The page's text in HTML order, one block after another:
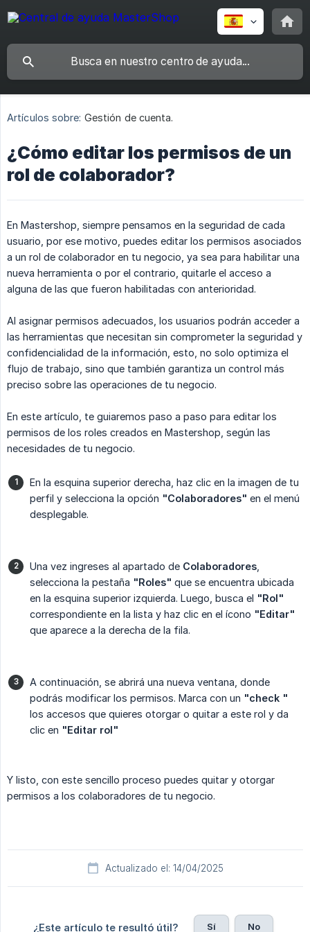
Artículos sobre: Gestión de cuenta.
¿Cómo editar los permisos de un
rol de colaborador?
En Mastershop, siempre pensamos en la seguridad de cada
usuario, por ese motivo, puedes editar los permisos asociados
a un rol de colaborador en tu negocio, ya sea para habilitar una
nueva herramienta o por el contrario, quitarle el acceso a
alguna de las que fueron habilitadas con anterioridad.
Al asignar permisos adecuados, los usuarios podrán acceder a
las herramientas que necesitan sin comprometer la seguridad y
confidencialidad de la información, esto, no solo optimiza el
flujo de trabajo, sino que también garantiza un control más
preciso sobre las operaciones de tu negocio.
En este artículo, te guiaremos paso a paso para editar los
permisos de los roles creados en Mastershop, según las
necesidades de tu negocio.
En la esquina superior derecha, haz clic en la imagen de tu
perfil y selecciona la opción "Colaboradores" en el menú
desplegable.
Una vez ingreses al apartado de Colaboradores
selecciona la pestaña "Roles" que se encuentra ubicada
en la esquina superior izquierda. Luego, busca el "Rol"
correspondiente en la lista y haz clic en el ícono "Editar"
que aparece a la derecha de la fila.
A continuación, se abrirá una nueva ventana, donde
podrás modificar los permisos. Marca con un "check "
los accesos que quieres otorgar o quitar a este rol y da
clic en "Editar rol"
Y listo, con este sencillo proceso puedes quitar y otorgar
permisos a los colaboradores de tu negocio.
Actualizado el: 14/04/2025
¿Este artículo te resultó útil? Sí No